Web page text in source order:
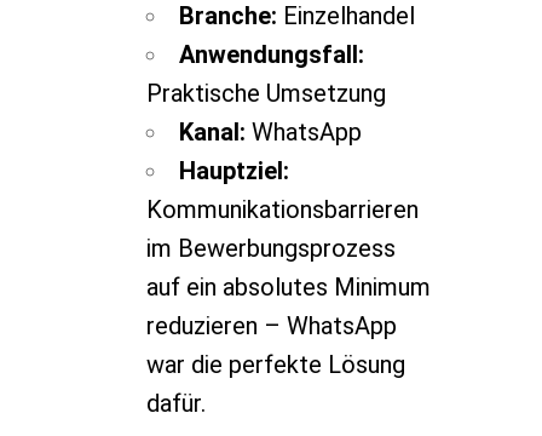
Branche: Einzelhandel
Anwendungsfall:
Praktische Umsetzung
Kanal: WhatsApp
Hauptziel:
Kommunikationsbarrieren
im Bewerbungsprozess
auf ein absolutes Minimum
reduzieren – WhatsApp
war die perfekte Lösung
dafür.